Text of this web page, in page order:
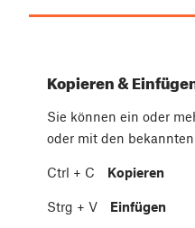
Kopieren &
Sie können ein oder
oder mit den
Ctrl + C Kopieren
Strg + V Einfügen